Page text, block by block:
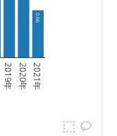
0.66
2019年 2020年 2021年